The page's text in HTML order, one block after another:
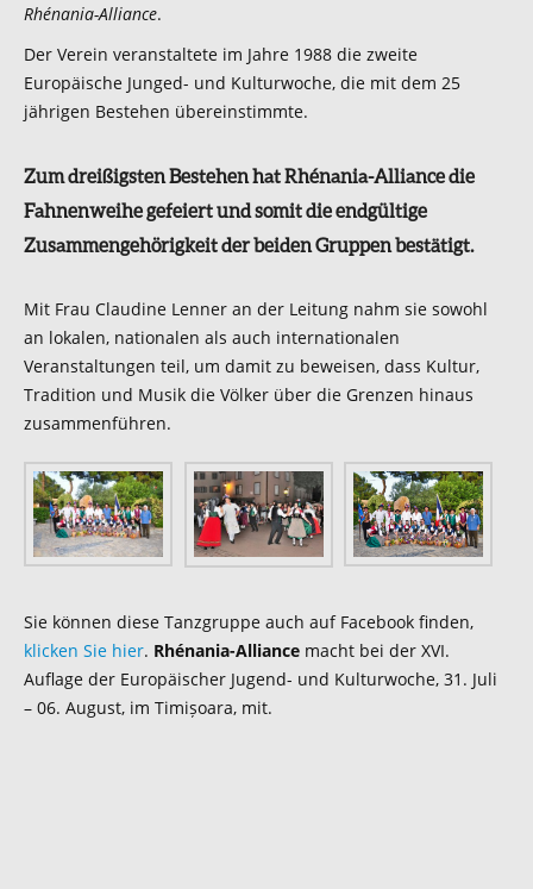
Rhénania-Alliance.
Der Verein veranstaltete im Jahre 1988 die zweite
Europäische Junged- und Kulturwoche, die mit dem 25
jährigen Bestehen übereinstimmte.
Zum dreißigsten Bestehen hat Rhénania-Alliance die
Fahnenweihe gefeiert und somit die endgültige
Zusammengehörigkeit der beiden Gruppen bestätigt.
Mit Frau Claudine Lenner an der Leitung nahm sie sowohl
an lokalen, nationalen als auch internationalen
Veranstaltungen teil, um damit zu beweisen, dass Kultur,
Tradition und Musik die Völker über die Grenzen hinaus
zusammenführen.
Sie können diese Tanzgruppe auch auf Facebook finden,
klicken Sie hier. Rhénania-Alliance macht bei der XVI.
Auflage der Europäischer Jugend- und Kulturwoche, 31. Juli
– 06. August, im Timișoara, mit.